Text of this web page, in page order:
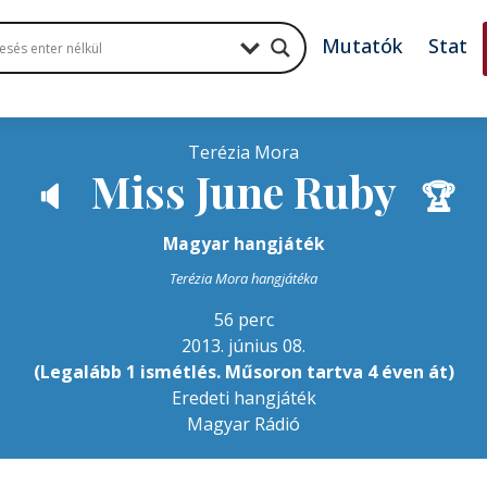
Mutatók Stat
Terézia Mora
🔈 Miss June Ruby 🏆
Magyar hangjáték
Terézia Mora hangjátéka
56 perc
2013. június 08.
(Legalább 1 ismétlés. Műsoron tartva 4 éven át)
Eredeti hangjáték
Magyar Rádió